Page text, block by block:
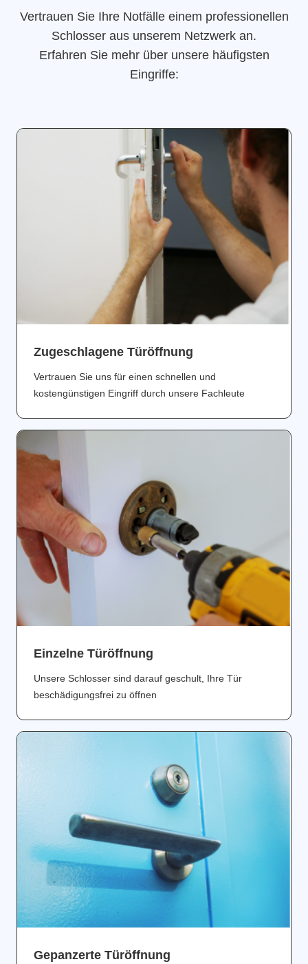
Vertrauen Sie Ihre Notfälle einem professionellen
Schlosser aus unserem Netzwerk an.
Erfahren Sie mehr über unsere häufigsten
Eingriffe:
Zugeschlagene Türöffnung
Vertrauen Sie uns für einen schnellen und
kostengünstigen Eingriff durch unsere Fachleute
Einzelne Türöffnung
Unsere Schlosser sind darauf geschult, Ihre Tür
beschädigungsfrei zu öffnen
Gepanzerte Türöffnung